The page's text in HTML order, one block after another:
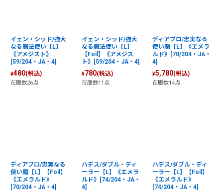
イェン・シッド/強大
なる魔法使い【L】
《アメジスト》
[59/204・JA・4]
¥480(税込)
在庫数26点
イェン・シッド/強大
なる魔法使い【L】
【Foil】《アメジス
ト》[59/204・JA・4]
¥780(税込)
在庫数11点
ディアブロ/忠実なる
使い魔【L】《エメラ
ルド》[70/204・JA・
4]
¥5,780(税込)
在庫数14点
ディアブロ/忠実なる
使い魔【L】【Foil】
《エメラルド》
[70/204・JA・4]
ハデス/ダブル・ディ
ーラー【L】《エメラ
ルド》[74/204・JA・
4]
ハデス/ダブル・ディ
ーラー【L】【Foil】
《エメラルド》
[74/204・JA・4]